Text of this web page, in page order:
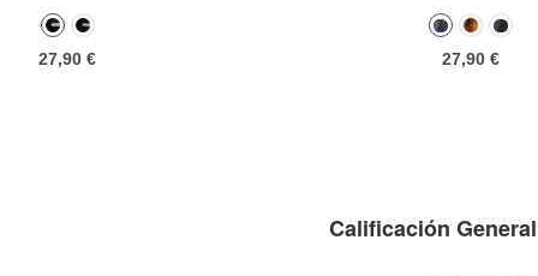
27,90 € 27,90 €
Calificación General